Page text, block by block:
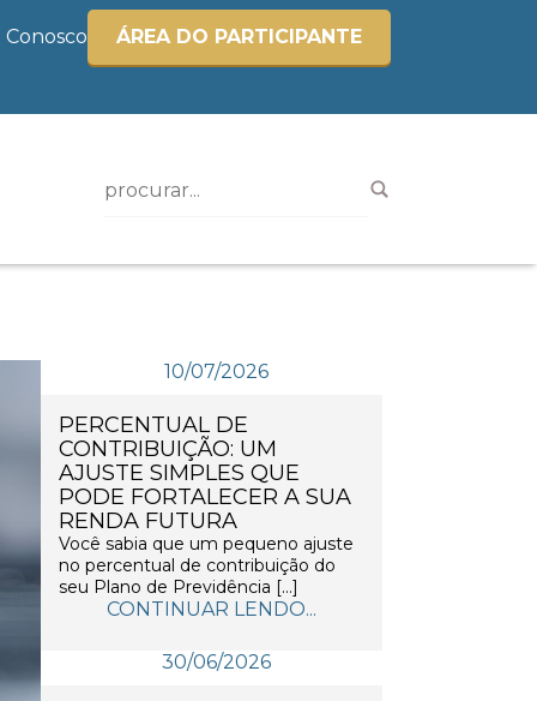
Conosco ÁREA DO PARTICIPANTE
10/07/2026
PERCENTUAL DE
CONTRIBUIÇÃO: UM
AJUSTE SIMPLES QUE
PODE FORTALECER A SUA
RENDA FUTURA
Você sabia que um pequeno ajuste
no percentual de contribuição do
seu Plano de Previdência […]
CONTINUAR LENDO...
30/06/2026